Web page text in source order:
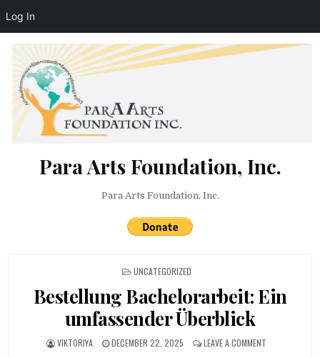
Log In
Para Arts Foundation, Inc.
Para Arts Foundation, Inc.
POSTED IN
UNCATEGORIZED
Bestellung Bachelorarbeit: Ein
umfassender Überblick
AUTHOR:
VIKTORIYA PUBLISHED DATE:
DECEMBER 22, 2025 LEAVE A COMMENT